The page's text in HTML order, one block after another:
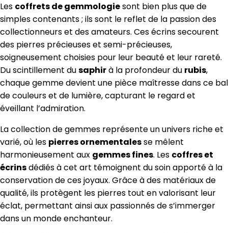
Les coffrets de gemmologiesont bien plus que de
simples contenants ; ils sont le reflet de la passion des
collectionneurs et des amateurs. Ces écrins secourent
des pierres précieuses et semi-précieuses,
soigneusement choisies pour leur beauté et leur rareté.
Du scintillement dusaphirà la profondeur du rubis,
chaque gemme devient une pièce maîtresse dans ce bal
de couleurs et de lumière, capturant le regard et
éveillant l’admiration.
La collection de gemmes représente un univers riche et
varié, où les pierres ornementalesse mêlent
harmonieusement aux gemmes fines. Les coffres et
écrinsdédiés à cet art témoignent du soin apporté à la
conservation de ces joyaux. Grâce à des matériaux de
qualité, ils protègent les pierres tout en valorisant leur
éclat, permettant ainsi aux passionnés de s’immerger
dans un monde enchanteur.